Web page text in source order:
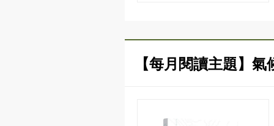
【每月閱讀主題】